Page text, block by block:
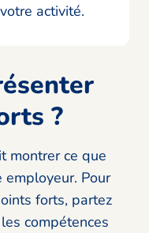
activité.
?
montrer ce que
Pour
forts, partez
compétences